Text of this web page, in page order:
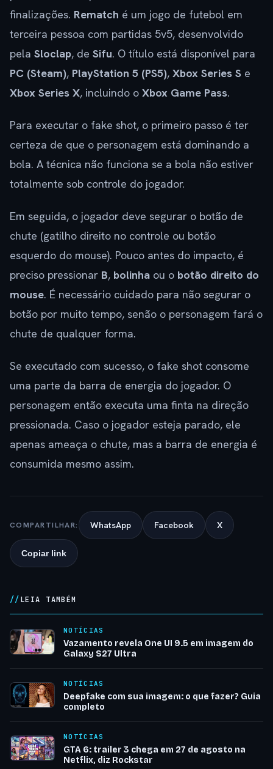
finalizações. Rematch é um jogo de futebol em
terceira pessoa com partidas 5v5, desenvolvido
pela Sloclap, de Sifu. O título está disponível para
PC (Steam), PlayStation 5 (PS5), Xbox Series S e
Xbox Series X, incluindo o Xbox Game Pass.
Para executar o fake shot, o primeiro passo é ter
certeza de que o personagem está dominando a
bola. A técnica não funciona se a bola não estiver
totalmente sob controle do jogador.
Em seguida, o jogador deve segurar o botão de
chute (gatilho direito no controle ou botão
esquerdo do mouse). Pouco antes do impacto, é
preciso pressionar B, bolinha ou o botão direito do
mouse. É necessário cuidado para não segurar o
botão por muito tempo, senão o personagem fará o
chute de qualquer forma.
Se executado com sucesso, o fake shot consome
uma parte da barra de energia do jogador. O
personagem então executa uma finta na direção
pressionada. Caso o jogador esteja parado, ele
apenas ameaça o chute, mas a barra de energia é
consumida mesmo assim.
COMPARTILHAR: WhatsApp Facebook X
Copiar link
LEIA TAMBÉM
NOTÍCIAS
Vazamento revela One UI 9.5 em imagem do
Galaxy S27 Ultra
NOTÍCIAS
Deepfake com sua imagem: o que fazer? Guia
completo
NOTÍCIAS
GTA 6: trailer 3 chega em 27 de agosto na
Netflix, diz Rockstar